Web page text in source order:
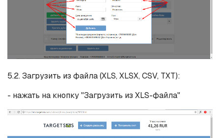
5.2. Загрузить из файла (XLS, XLSX, CSV, TXT):
- нажать на кнопку "Загрузить из XLS-файла"